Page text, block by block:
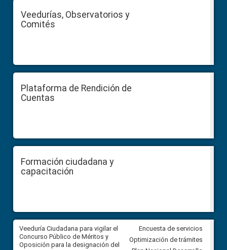
Veedurías, Observatorios y
Comités
Plataforma de Rendición de
Cuentas
Formación ciudadana y
capacitación
Veeduría Ciudadana para vigilar el
Concurso Público de Méritos y
Oposición para la designación del
Veeduría Ciudadana para
construcción del asfaltado de
Encuesta de servicios
Optimización de trámites